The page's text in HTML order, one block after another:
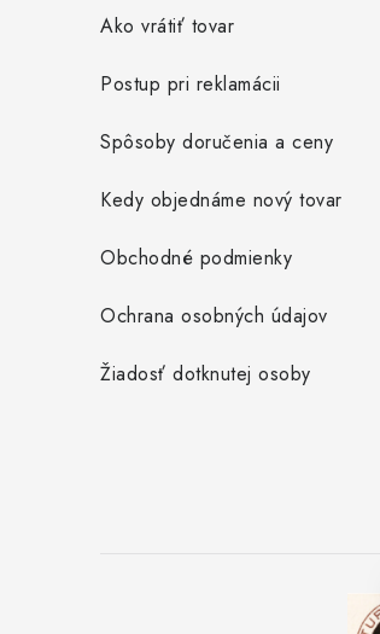
Ako vrátiť tovar
Postup pri reklamácii
Spôsoby doručenia a ceny
Kedy objednáme nový tovar
Obchodné podmienky
Ochrana osobných údajov
Žiadosť dotknutej osoby